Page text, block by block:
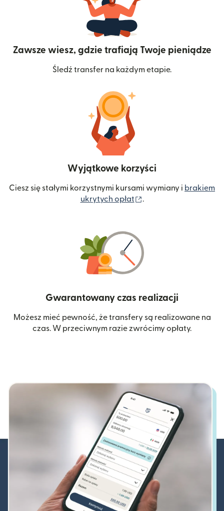
Zawsze wiesz, gdzie trafiają Twoje pieniądze
Śledź transfer na każdym etapie.
Wyjątkowe korzyści
Ciesz się stałymi korzystnymi kursami wymiany i brakiem
ukrytych opłat
.
Gwarantowany czas realizacji
Możesz mieć pewność, że transfery są realizowane na
czas. W przeciwnym razie zwrócimy opłaty.